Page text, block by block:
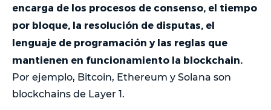
encarga de los procesos de consenso, el tiempo
por bloque, la resolución de disputas, el
lenguaje de programación y las reglas que
mantienen en funcionamiento la blockchain.
Por ejemplo, Bitcoin, Ethereum y Solana son
blockchains de Layer 1.